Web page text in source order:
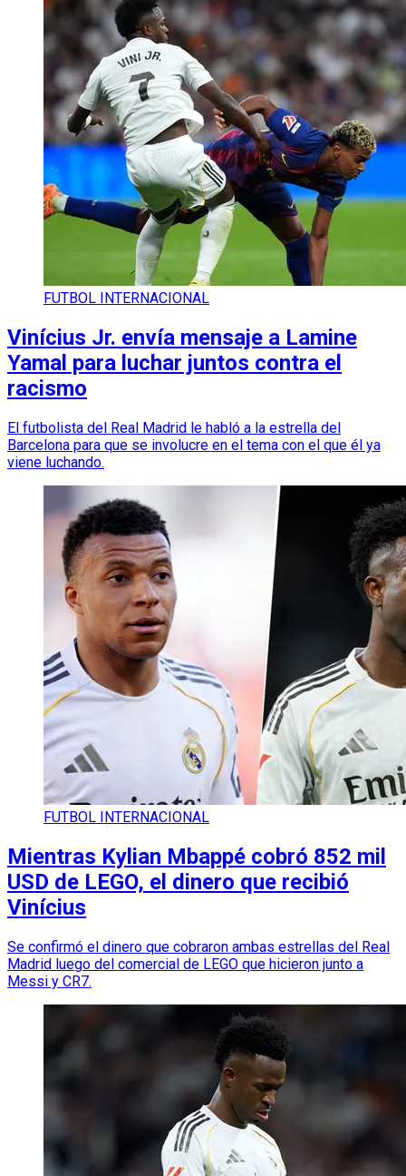
FUTBOL INTERNACIONAL
Vinícius Jr. envía mensaje a Lamine
Yamal para luchar juntos contra el
racismo
El futbolista del Real Madrid le habló a la estrella del
Barcelona para que se involucre en el tema con el que él ya
viene luchando.
FUTBOL INTERNACIONAL
Mientras Kylian Mbappé cobró 852 mil
USD de LEGO, el dinero que recibió
Vinícius
Se confirmó el dinero que cobraron ambas estrellas del Real
Madrid luego del comercial de LEGO que hicieron junto a
Messi y CR7.